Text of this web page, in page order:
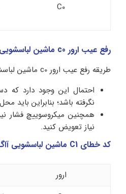
C0
رفع عیب ارور c0 ماشین لباسشویی آاگ
طریقه رفع عیب ارور c0 ماشین لباسشویی آاگ به قرار زیر است:
احتمال این وجود دارد که
نگرفته باشد؛ بنابراین باید
همچنین میکروسوییچ فشار
نیاز تعویض کنید.
کد خطای C1 ماشین لباسشویی آاگ
ارور